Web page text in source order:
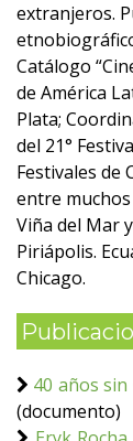
extranjeros.
Catálogo
de América
Plata;
del 21°
Festivales de
entre muchos
Viña del Mar
Piriápolis.
Chicago.
40 años sin
(documento)